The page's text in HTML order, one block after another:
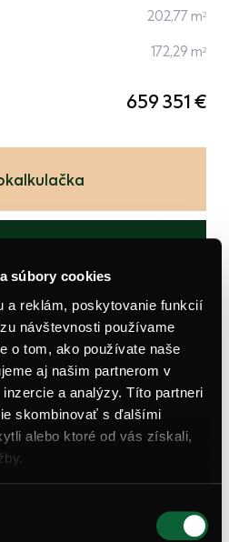
súbory cookies
a reklám, poskytovanie funkcií
návštevnosti používame
o tom, ako používate naše
aj našim partnerom v
a analýzy. Títo partneri
skombinovať s ďalšími
alebo ktoré od vás získali,
202,77 m2
172,29 m2
659 351 €
budúcidom v
a pozrite si vybraný